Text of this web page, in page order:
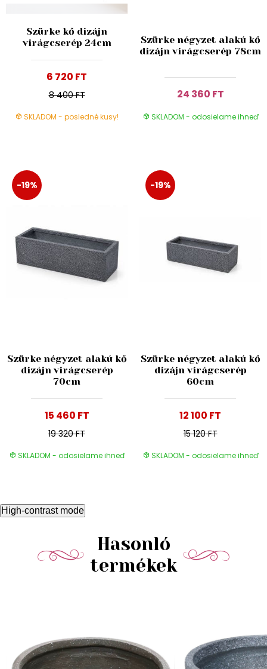
Szürke kő dizájn
virágcserép 24cm
6 720 FT
8 400 FT
SKLADOM - posledné kusy!
Szürke négyzet alakú kő
dizájn virágcserép 78cm
24 360 FT
SKLADOM - odosielame ihneď
-19%
Szürke négyzet alakú kő
dizájn virágcserép
70cm
15 460 FT
19 320 FT
SKLADOM - odosielame ihneď
-19%
Szürke négyzet alakú kő
dizájn virágcserép
60cm
12 100 FT
15 120 FT
SKLADOM - odosielame ihneď
High-contrast mode
Hasonló
termékek